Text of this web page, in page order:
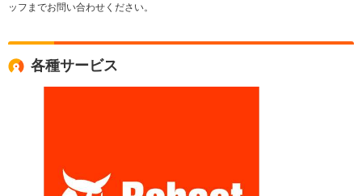
ッフまでお問い合わせください。
各種サービス